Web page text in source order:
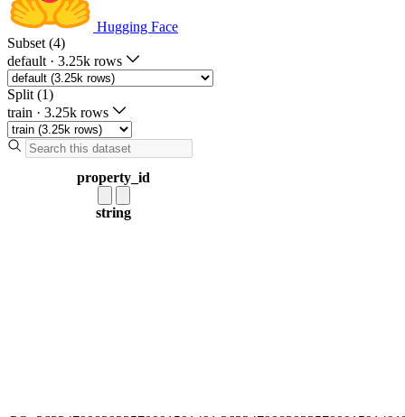
Hugging Face
Subset (4)
default · 3.25k rows
Split (1)
train · 3.25k rows
property_id
string